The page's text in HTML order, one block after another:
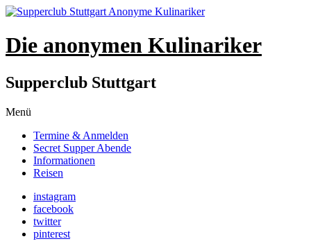
Die anonymen Kulinariker
Supperclub Stuttgart
Menü
springen
Termine & Anmelden
Secret Supper Abende
Informationen
Reisen
instagram
facebook
twitter
pinterest